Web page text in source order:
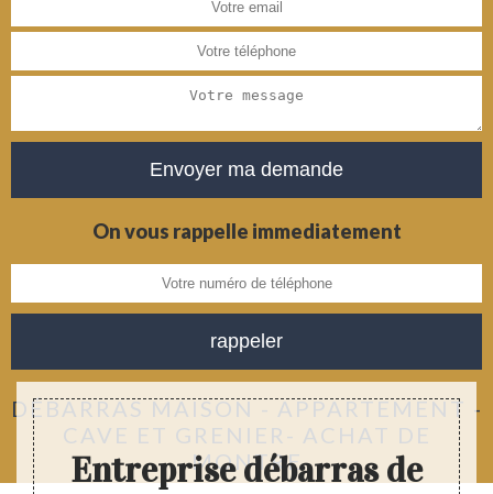
On vous rappelle immediatement
DÉBARRAS MAISON - APPARTEMENT -
CAVE ET GRENIER- ACHAT DE
MONTRE
Entreprise débarras de